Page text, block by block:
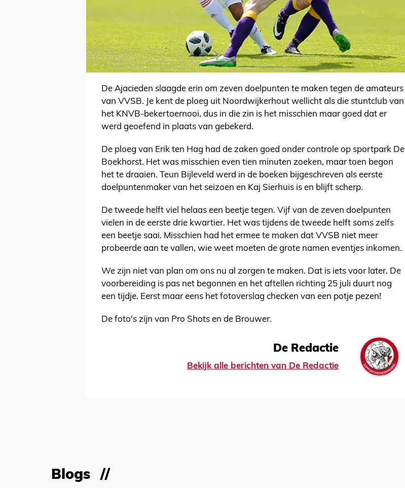
De Ajacieden slaagde erin om zeven doelpunten te maken tegen de amateurs
van VVSB. Je kent de ploeg uit Noordwijkerhout wellicht als die stuntclub van
het KNVB-bekertoernooi, dus in die zin is het misschien maar goed dat er
werd geoefend in plaats van gebekerd.
De ploeg van Erik ten Hag had de zaken goed onder controle op sportpark De
Boekhorst. Het was misschien even tien minuten zoeken, maar toen begon
het te draaien. Teun Bijleveld werd in de boeken bijgeschreven als eerste
doelpuntenmaker van het seizoen en Kaj Sierhuis is en blijft scherp.
De tweede helft viel helaas een beetje tegen. Vijf van de zeven doelpunten
vielen in de eerste drie kwartier. Het was tijdens de tweede helft soms zelfs
een beetje saai. Misschien had het ermee te maken dat VVSB niet meer
probeerde aan te vallen, wie weet moeten de grote namen eventjes inkomen.
We zijn niet van plan om ons nu al zorgen te maken. Dat is iets voor later. De
voorbereiding is pas net begonnen en het aftellen richting 25 juli duurt nog
een tijdje. Eerst maar eens het fotoverslag checken van een potje pezen!
De foto's zijn van Pro Shots en de Brouwer.
De Redactie
Bekijk alle berichten van De Redactie
Blogs